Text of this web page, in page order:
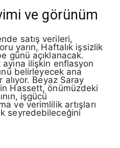
ve görünüm
satış verileri,
yarın, Haftalık işsizlik
günü açıklanacak.
ayına ilişkin enflasyon
belirleyecek ana
alıyor. Beyaz Saray
Hassett, önümüzdeki
işgücü
ve verimlilik artışları
seyredebileceğini